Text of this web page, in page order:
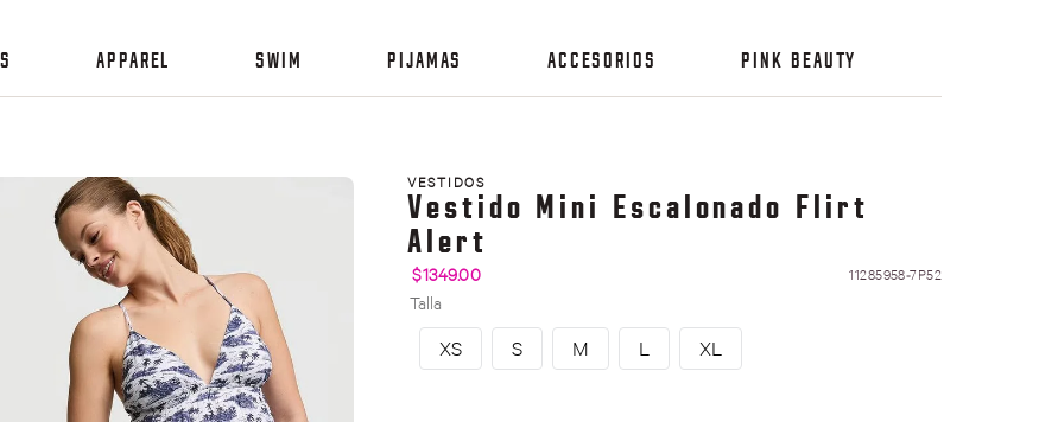
APPAREL SWIM PIJAMAS ACCESORIOS PINK BEAUTY
VESTIDOS
Vestido Mini Escalonado Flirt
Alert
$1349.00 11285958-7P52
Talla
XS S M L XL